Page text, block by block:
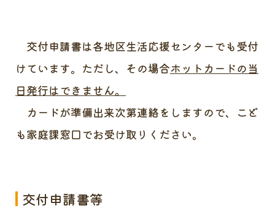
交付申請書は各地区生活応援センターでも受付
けています。ただし、その場合ホットカードの当
日発行はできません。
カードが準備出来次第連絡をしますので、こど
も家庭課窓口でお受け取りください。
交付申請書等